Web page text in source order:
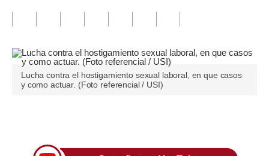
Opinión
Editorial
Tendencias
Lucha contra el hostigamiento sexual laboral, en que casos
y como actuar. (Foto referencial / USI)